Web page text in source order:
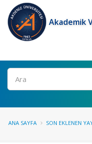
Akademik
Ara
ANA SAYFA SON EKLENEN